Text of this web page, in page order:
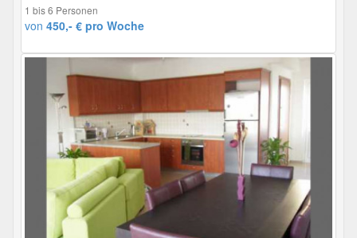
1 bis 6 Personen
von 450,- € pro Woche